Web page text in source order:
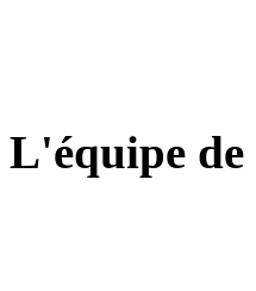
L'équipe